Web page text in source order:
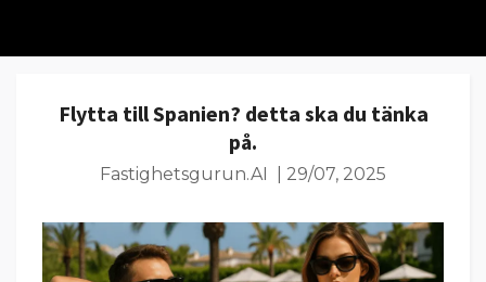
Flytta till Spanien? detta ska du tänka
på.
Fastighetsgurun.AI 29/07, 2025